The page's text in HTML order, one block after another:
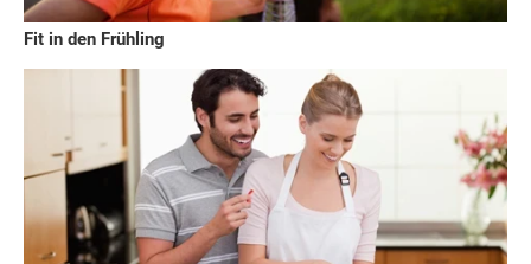
Fit in den Frühling